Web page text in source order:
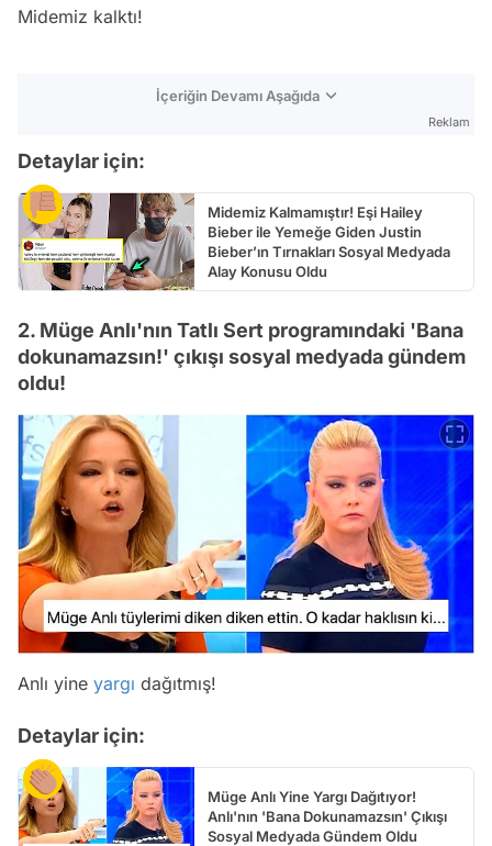
Midemiz kalktı!
İçeriğin Devamı Aşağıda
Reklam
Detaylar için:
Midemiz Kalmamıştır! Eşi Hailey
Bieber ile Yemeğe Giden Justin
Bieber’ın Tırnakları Sosyal Medyada
Alay Konusu Oldu
2. Müge Anlı'nın Tatlı Sert programındaki 'Bana
dokunamazsın!' çıkışı sosyal medyada gündem
oldu!
Anlı yine yargı dağıtmış!
Detaylar için:
Müge Anlı Yine Yargı Dağıtıyor!
Anlı'nın 'Bana Dokunamazsın' Çıkışı
Sosyal Medyada Gündem Oldu